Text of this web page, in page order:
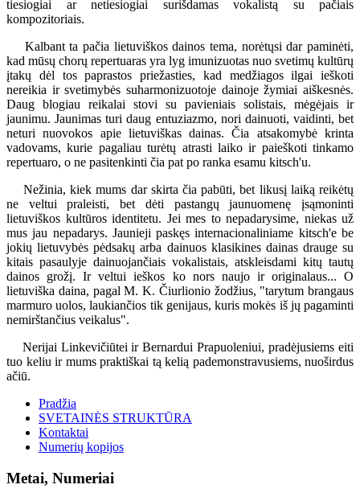
tiesiogiai ar netiesiogiai surišdamas vokalistą su pačiais
kompozitoriais.
Kalbant ta pačia lietuviškos dainos tema, norėtųsi dar paminėti,
kad mūsų chorų repertuaras yra lyg imunizuotas nuo svetimų kultūrų
įtakų dėl tos paprastos priežasties, kad medžiagos ilgai ieškoti
nereikia ir svetimybės suharmonizuotoje dainoje žymiai aiškesnės.
Daug blogiau reikalai stovi su pavieniais solistais, mėgėjais ir
jaunimu. Jaunimas turi daug entuziazmo, nori dainuoti, vaidinti, bet
neturi nuovokos apie lietuviškas dainas. Čia atsakomybė krinta
vadovams, kurie pagaliau turėtų atrasti laiko ir paieškoti tinkamo
repertuaro, o ne pasitenkinti čia pat po ranka esamu kitsch'u.
Nežinia, kiek mums dar skirta čia pabūti, bet likusį laiką reikėtų
ne veltui praleisti, bet dėti pastangų jaunuomenę įsąmoninti
lietuviškos kultūros identitetu. Jei mes to nepadarysime, niekas už
mus jau nepadarys. Jaunieji paskęs internacionaliniame kitsch'e be
jokių lietuvybės pėdsakų arba dainuos klasikines dainas drauge su
kitais pasaulyje dainuojančiais vokalistais, atskleisdami kitų tautų
dainos grožį. Ir veltui ieškos ko nors naujo ir originalaus... O
lietuviška daina, pagal M. K. Čiurlionio žodžius, "tarytum brangaus
marmuro uolos, laukiančios tik genijaus, kuris mokės iš jų pagaminti
nemirštančius veikalus".
Nerijai Linkevičiūtei ir Bernardui Prapuoleniui, pradėjusiems eiti
tuo keliu ir mums praktiškai tą kelią pademonstravusiems, nuoširdus
ačiū.
Pradžia
SVETAINĖS STRUKTŪRA
Kontaktai
Numerių kopijos
Metai, Numeriai